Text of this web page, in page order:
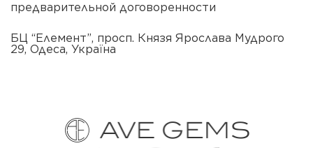
предварительной договоренности
БЦ “Елемент”, просп. Князя Ярослава Мудрого
29, Одеса, Україна